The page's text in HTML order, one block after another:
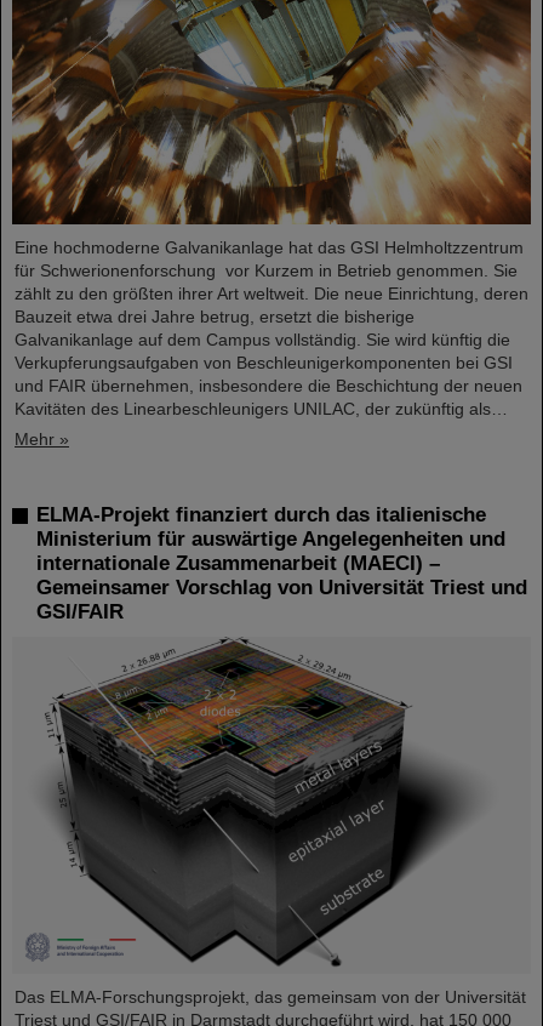
Eine hochmoderne Galvanikanlage hat das GSI Helmholtzzentrum
für Schwerionenforschung vor Kurzem in Betrieb genommen. Sie
zählt zu den größten ihrer Art weltweit. Die neue Einrichtung, deren
Bauzeit etwa drei Jahre betrug, ersetzt die bisherige
Galvanikanlage auf dem Campus vollständig. Sie wird künftig die
Verkupferungsaufgaben von Beschleunigerkomponenten bei GSI
und FAIR übernehmen, insbesondere die Beschichtung der neuen
Kavitäten des Linearbeschleunigers UNILAC, der zukünftig als…
Mehr »
ELMA-Projekt finanziert durch das italienische
Ministerium für auswärtige Angelegenheiten und
internationale Zusammenarbeit (MAECI) –
Gemeinsamer Vorschlag von Universität Triest und
GSI/FAIR
Das ELMA-Forschungsprojekt, das gemeinsam von der Universität
Triest und GSI/FAIR in Darmstadt durchgeführt wird, hat 150 000